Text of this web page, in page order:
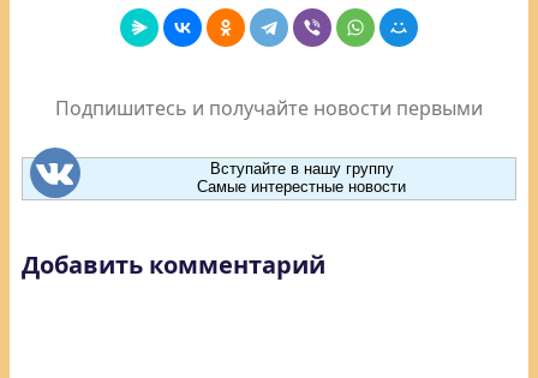
Подпишитесь и получайте новости первыми
Вступайте в нашу группу
Самые интерестные новости
Добавить комментарий